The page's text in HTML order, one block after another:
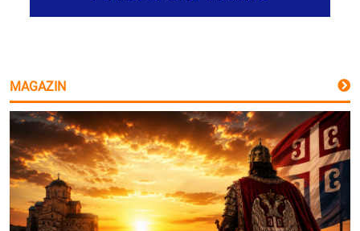
MAGAZIN